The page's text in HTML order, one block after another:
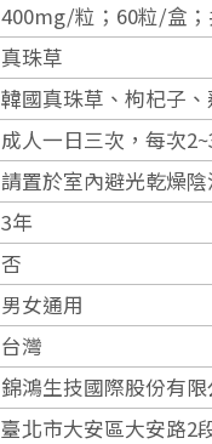
400mg/粒；60粒/盒；
真珠草
韓國真珠草、枸杞子
成人一日三次，每次
請置於室內避光乾燥
3年
否
男女通用
台灣
錦鴻生技國際股份有限
臺北市大安區大安路2